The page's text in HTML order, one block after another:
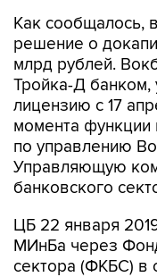
Как сообщалось,
решение о
млрд рублей.
Тройка-Д банком,
лицензию с 17
момента функции
по управлению
Управляющую
банковского
ЦБ 22 января
МИнБа через
сектора (ФКБС) в